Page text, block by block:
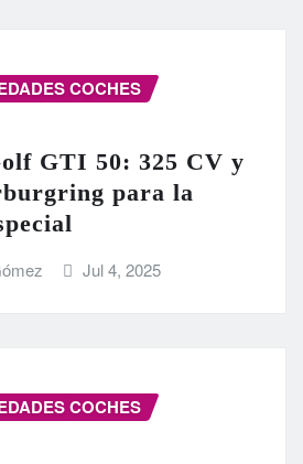
COCHES
GTI 50: 325 CV y
para la
Jul 4, 2025
COCHES